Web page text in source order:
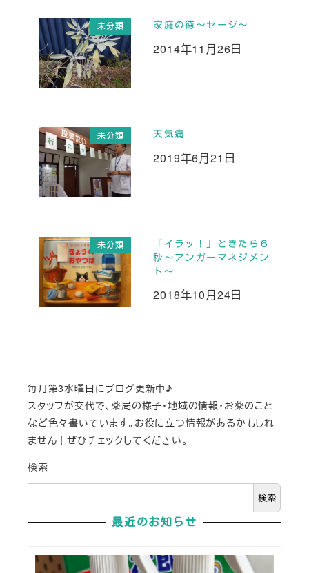
未分類 家庭の徳～セージ～
投稿日
2014年11月26日
未分類 天気痛
投稿日
2019年6月21日
未分類
「イラッ！」ときたら６
秒～アンガーマネジメン
ト～
投稿日
2018年10月24日
毎月第3水曜日にブログ更新中♪
スタッフが交代で、薬局の様子・地域の情報・お薬のこと
など色々書いています。お役に立つ情報があるかもしれ
ません！ぜひチェックしてください。
検索
検索
最近のお知らせ